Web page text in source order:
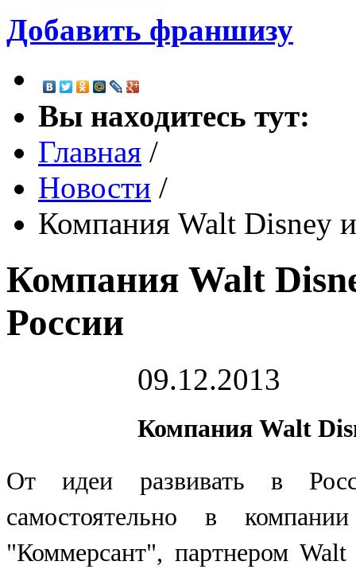
Добавить франшизу
Вы находитесь тут:
Главная /
Новости /
Компания Walt Disney
Компания Walt
России
09.12.2013
Компания Walt
От идеи развивать в
самостоятельно в
"Коммерсант", партнером